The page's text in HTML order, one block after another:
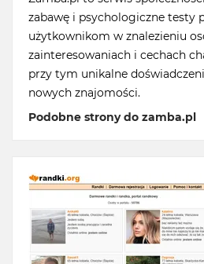
zabawę i psychologiczne testy
użytkownikom w znalezieniu
zainteresowaniach i cechach
przy tym unikalne
nowych znajomości.
Podobne strony do zamba.pl